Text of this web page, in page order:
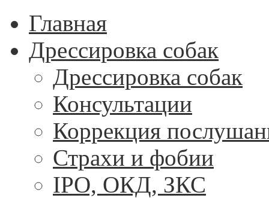
Главная
Дрессировка собак
Дрессировка собак
Консультации
Коррекция
Страхи и фобии
IPO, ОКД, ЗКС